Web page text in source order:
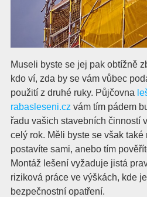
Museli byste se jej pak obtížně
kdo ví, zda by se vám vůbec
použití z druhé ruky. Půjčovna
rabasleseni.cz vám tím pádem
řadu vašich stavebních činností
celý rok. Měli byste se však
postavíte sami, anebo tím
Montáž lešení vyžaduje jistá
riziková práce ve výškách, kde
bezpečnostní opatření.